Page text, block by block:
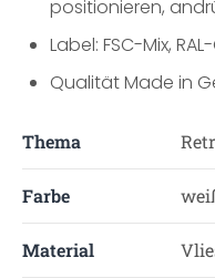
positionieren,
Label: FSC-Mix,
Qualität Made in
Thema
Farbe
Material